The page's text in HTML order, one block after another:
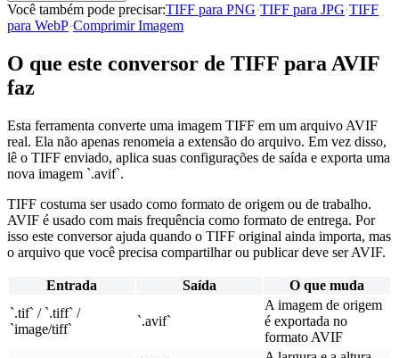
Você também pode precisar:TIFF para PNG·TIFF para JPG·TIFF
para WebP·Comprimir Imagem
O que este conversor de TIFF para AVIF
faz
Esta ferramenta converte uma imagem TIFF em um arquivo AVIF
real. Ela não apenas renomeia a extensão do arquivo. Em vez disso,
lê o TIFF enviado, aplica suas configurações de saída e exporta uma
nova imagem `.avif`.
TIFF costuma ser usado como formato de origem ou de trabalho.
AVIF é usado com mais frequência como formato de entrega. Por
isso este conversor ajuda quando o TIFF original ainda importa, mas
o arquivo que você precisa compartilhar ou publicar deve ser AVIF.
Entrada Saída
O que muda
`.tif` / `.tiff` /
`image/tiff`
`.avif`
A imagem de origem
é exportada no
formato AVIF